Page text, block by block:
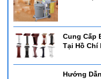
uy tín tại hồ chí minh
nồi
Cung Cấp
Tại Hồ Chí
Hướng